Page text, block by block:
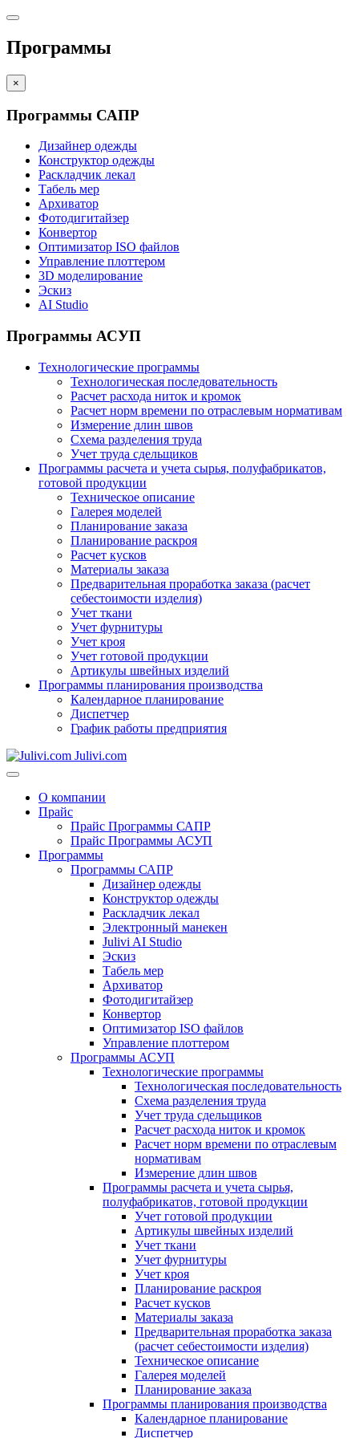
Программы
×
Программы САПР
Дизайнер одежды
Конструктор одежды
Раскладчик лекал
Табель мер
Архиватор
Фотодигитайзер
Конвертор
Оптимизатор ISO файлов
Управление плоттером
3D моделирование
Эскиз
AI Studio
Программы АСУП
Технологические программы
Технологическая последовательность
Расчет расхода ниток и кромок
Расчет норм времени по отраслевым нормативам
Измерение длин швов
Схема разделения труда
Учет труда сдельщиков
Программы расчета и учета сырья, полуфабрикатов,
готовой продукции
Техническое описание
Галерея моделей
Планирование заказа
Планирование раскроя
Расчет кусков
Материалы заказа
Предварительная проработка заказа (расчет
себестоимости изделия)
Учет ткани
Учет фурнитуры
Учет кроя
Учет готовой продукции
Артикулы швейных изделий
Программы планирования производства
Календарное планирование
Диспетчер
График работы предприятия
Julivi.com
О компании
Прайс
Прайс Программы САПР
Прайс Программы АСУП
Программы
Программы САПР
Дизайнер одежды
Конструктор одежды
Раскладчик лекал
Электронный манекен
Julivi AI Studio
Эскиз
Табель мер
Архиватор
Фотодигитайзер
Конвертор
Оптимизатор ISO файлов
Управление плоттером
Программы АСУП
Технологические программы
Технологическая последовательность
Схема разделения труда
Учет труда сдельщиков
Расчет расхода ниток и кромок
Расчет норм времени по отраслевым
нормативам
Измерение длин швов
Программы расчета и учета сырья,
полуфабрикатов, готовой продукции
Учет готовой продукции
Артикулы швейных изделий
Учет ткани
Учет фурнитуры
Учет кроя
Планирование раскроя
Расчет кусков
Материалы заказа
Предварительная проработка заказа
(расчет себестоимости изделия)
Техническое описание
Галерея моделей
Планирование заказа
Программы планирования производства
Календарное планирование
Диспетчер